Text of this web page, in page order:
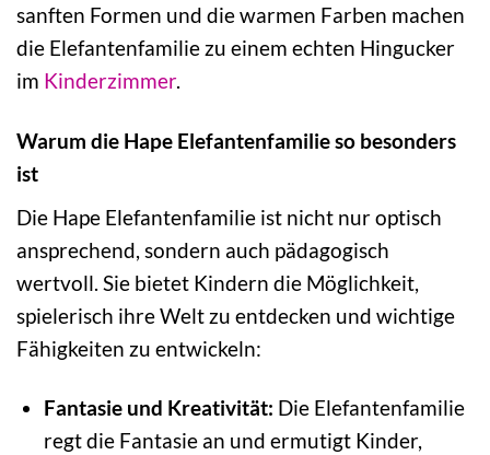
sanften Formen und die warmen Farben machen
die Elefantenfamilie zu einem echten Hingucker
im Kinderzimmer.
Warum die Hape Elefantenfamilie so besonders
ist
Die Hape Elefantenfamilie ist nicht nur optisch
ansprechend, sondern auch pädagogisch
wertvoll. Sie bietet Kindern die Möglichkeit,
spielerisch ihre Welt zu entdecken und wichtige
Fähigkeiten zu entwickeln:
Fantasie und Kreativität: Die Elefantenfamilie
regt die Fantasie an und ermutigt Kinder,